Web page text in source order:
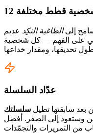
شخصية قطط مختلفة
إلىالطاغية النكِد عديم
على الفهم — كل شخصية
عدّاد السلسلة
بعد سابقتها تطيل سلسلتك
وستعود إلى الصفر. أفضل